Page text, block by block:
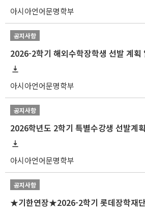
아시아언어문명학부
공지사항
2026-2학기 해외수학장학생 선발 계
아시아언어문명학부
공지사항
2026학년도 2학기 특별수강생 선발계
아시아언어문명학부
공지사항